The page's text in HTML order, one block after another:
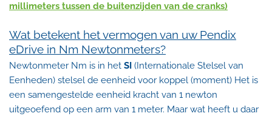
millimeters tussen de buitenzijden van de cranks)
Wat betekent het vermogen van uw Pendix
eDrive in Nm Newtonmeters?
Newtonmeter Nm is in het SI (Internationale Stelsel van
Eenheden) stelsel de eenheid voor koppel (moment) Het is
een samengestelde eenheid kracht van 1 newton
uitgeoefend op een arm van 1 meter. Maar wat heeft u daar